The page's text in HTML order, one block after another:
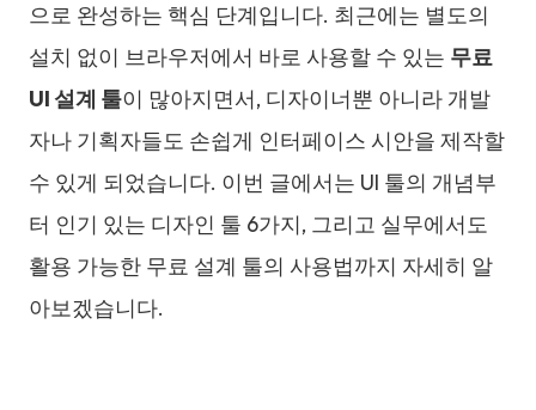
으로 완성하는 핵심 단계입니다. 최근에는 별도의
설치 없이 브라우저에서 바로 사용할 수 있는 무료
UI 설계 툴이 많아지면서, 디자이너뿐 아니라 개발
자나 기획자들도 손쉽게 인터페이스 시안을 제작할
수 있게 되었습니다. 이번 글에서는 UI 툴의 개념부
터 인기 있는 디자인 툴 6가지, 그리고 실무에서도
활용 가능한 무료 설계 툴의 사용법까지 자세히 알
아보겠습니다.